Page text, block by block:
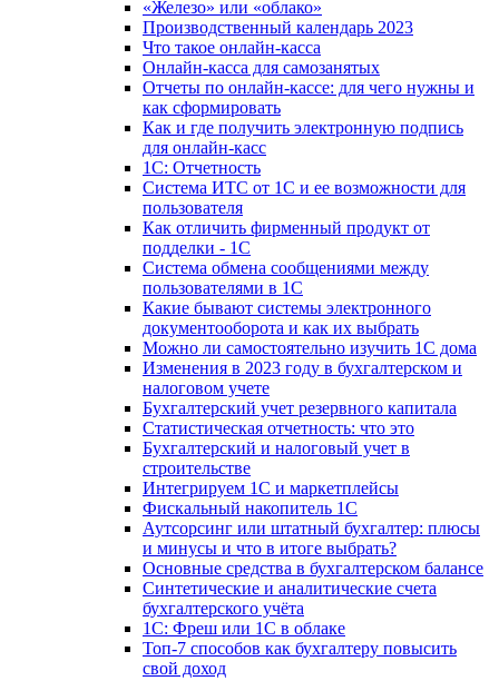
«Железо» или «облако»
Производственный календарь 2023
Что такое онлайн-касса
Онлайн-касса для самозанятых
Отчеты по онлайн-кассе: для чего нужны и
как сформировать
Как и где получить электронную подпись
для онлайн-касс
1С: Отчетность
Система ИТС от 1С и ее возможности для
пользователя
Как отличить фирменный продукт от
подделки - 1С
Система обмена сообщениями между
пользователями в 1С
Какие бывают системы электронного
документооборота и как их выбрать
Можно ли самостоятельно изучить 1С дома
Изменения в 2023 году в бухгалтерском и
налоговом учете
Бухгалтерский учет резервного капитала
Статистическая отчетность: что это
Бухгалтерский и налоговый учет в
строительстве
Интегрируем 1С и маркетплейсы
Фискальный накопитель 1С
Аутсорсинг или штатный бухгалтер: плюсы
и минусы и что в итоге выбрать?
Основные средства в бухгалтерском балансе
Синтетические и аналитические счета
бухгалтерского учёта
1C: Фреш или 1С в облаке
Топ-7 способов как бухгалтеру повысить
свой доход